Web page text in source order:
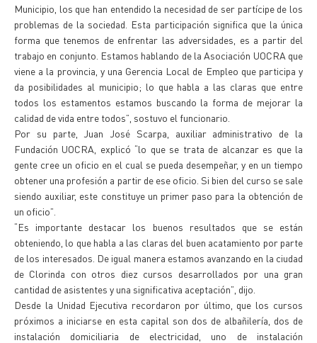
Municipio, los que han entendido la necesidad de ser partícipe de los
problemas de la sociedad. Esta participación significa que la única
forma que tenemos de enfrentar las adversidades, es a partir del
trabajo en conjunto. Estamos hablando de la Asociación UOCRA que
viene a la provincia, y una Gerencia Local de Empleo que participa y
da posibilidades al municipio; lo que habla a las claras que entre
todos los estamentos estamos buscando la forma de mejorar la
calidad de vida entre todos”, sostuvo el funcionario.
Por su parte, Juan José Scarpa, auxiliar administrativo de la
Fundación UOCRA, explicó “lo que se trata de alcanzar es que la
gente cree un oficio en el cual se pueda desempeñar, y en un tiempo
obtener una profesión a partir de ese oficio. Si bien del curso se sale
siendo auxiliar, este constituye un primer paso para la obtención de
un oficio”.
“Es importante destacar los buenos resultados que se están
obteniendo, lo que habla a las claras del buen acatamiento por parte
de los interesados. De igual manera estamos avanzando en la ciudad
de Clorinda con otros diez cursos desarrollados por una gran
cantidad de asistentes y una significativa aceptación”, dijo.
Desde la Unidad Ejecutiva recordaron por último, que los cursos
próximos a iniciarse en esta capital son dos de albañilería, dos de
instalación domiciliaria de electricidad, uno de instalación